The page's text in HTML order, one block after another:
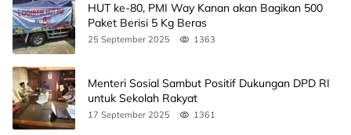
HUT ke-80, PMI Way Kanan akan Bagikan 500
Paket Berisi 5 Kg Beras
25 September 2025 1363
Menteri Sosial Sambut Positif Dukungan DPD RI
untuk Sekolah Rakyat
17 September 2025 1361